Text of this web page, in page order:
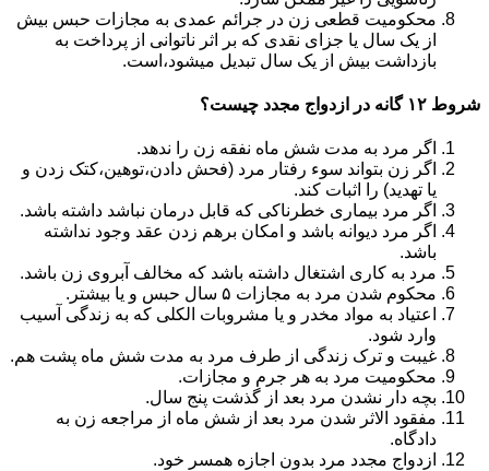
محکومیت قطعی زن در جرائم عمدی به مجازات حبس بیش
از یک سال یا جزای نقدی که بر اثر ناتوانی از پرداخت به
بازداشت بیش از یک سال تبدیل می‎شود،است.
شروط ۱۲ گانه در ازدواج مجدد چیست؟
اگر مرد به مدت شش ماه نفقه زن را ندهد.
اگر زن بتواند سوء رفتار مرد (فحش دادن،توهین،کتک زدن و
یا تهدید) را اثبات کند.
اگر مرد بیماری خطرناکی که قابل درمان نباشد داشته باشد.
اگر مرد دیوانه باشد و امکان برهم زدن عقد وجود نداشته
باشد.
مرد به کاری اشتغال داشته باشد که مخالف آبروی زن باشد.
محکوم شدن مرد به مجازات ۵ سال حبس و یا بیشتر.
اعتیاد به مواد مخدر و یا مشروبات الکلی که به زندگی آسیب
وارد شود.
غیبت و ترک زندگی از طرف مرد به مدت شش ماه پشت هم.
محکومیت مرد به هر جرم و مجازات.
بچه دار نشدن مرد بعد از گذشت پنج سال.
مفقود الاثر شدن مرد بعد از شش ماه از مراجعه زن به
دادگاه.
ازدواج مجدد مرد بدون اجازه همسر خود.